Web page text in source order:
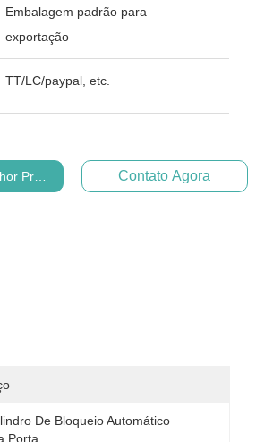
Embalagem padrão para
exportação
TT/LC/paypal, etc.
Preço Contato Agora
De Bloqueio Automático
Porta